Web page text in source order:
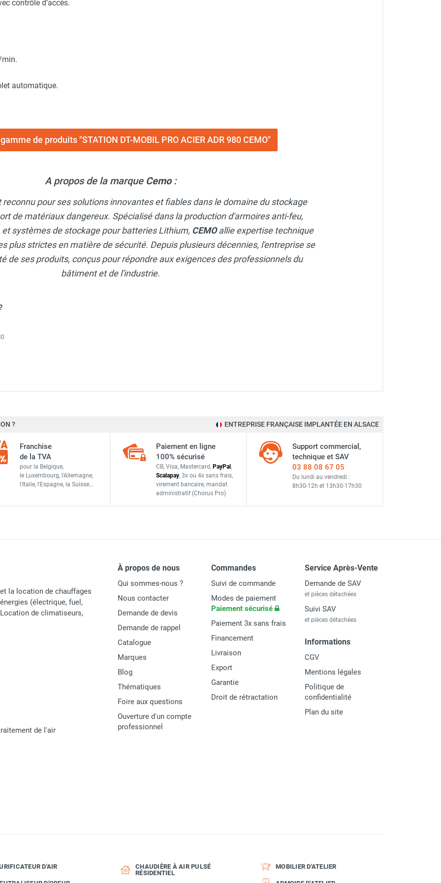
contrôle d’accès.
min.
automatique.
de produits "STATION DT-MOBIL PRO ACIER ADR 980 CEMO"
A propos de la marque Cemo:
pour ses solutions innovantes et fiables dans le domaine du stockage
de matériaux dangereux. Spécialisé dans la production d'armoires anti-feu,
systèmes de stockage pour batteries Lithium, CEMOallie expertise technique
plus strictes en matière de sécurité. Depuis plusieurs décennies, l'entreprise se
de ses produits, conçus pour répondre aux exigences des professionnels du
bâtiment et de l'industrie.
Acier pour l’enveloppe extérieure et le réservoir intérieur
3 mm et 3 mm
Gasoil, GNR, Fioul
Acier, fonte, aluminium, résine acétale
980 litres premium Plus SIM - Cematic Duo 24/12 V - Capot - CEMO
980 litres premium Plus SIM - BiPump 12 V - Avec capot - CEMO
? ENTREPRISE FRANÇAISE IMPLANTÉE EN ALSACE
Franchise
de la TVA
pour la Belgique,
le Luxembourg, l'Allemagne,
l'Italie, l'Espagne, la Suisse…
Paiement en ligne
100% sécurisé
CB, Visa, Mastercard, PayPal ,
Scalapay, 3x ou 4x sans frais,
virement bancaire, mandat
administratif (Chorus Pro)
Support commercial,
technique et SAV
03 88 08 67 05
Du lundi au vendredi :
8h30-12h et 13h30-17h30
la location de chauffages
(électrique, fuel,
de climatiseurs,
de l'air
À propos de nous
Qui sommes-nous ?
Nous contacter
Demande de devis
Demande de rappel
Catalogue
Marques
Blog
Thématiques
Foire aux questions
Ouverture d'un compte
professionnel
Commandes
Suivi de commande
Modes de paiement
Paiement sécurisé
Paiement 3x sans frais
Financement
Livraison
Export
Garantie
Droit de rétractation
Service Après-Vente
Demande de SAV
et pièces détachées
Suivi SAV
et pièces détachées
Informations
CGV
Mentions légales
Politique de
confidentialité
Plan du site
D'AIR
CHAUDIÈRE À AIR PULSÉ
RÉSIDENTIEL
MOBILIER D'ATELIER